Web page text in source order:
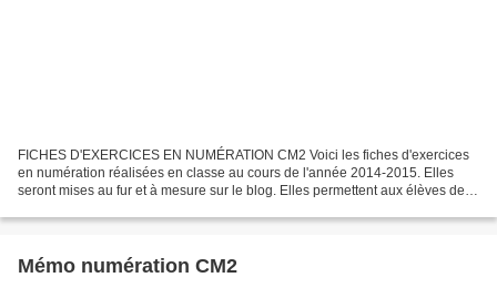
FICHES D'EXERCICES EN NUMÉRATION CM2 Voici les fiches d'exercices
en numération réalisées en classe au cours de l'année 2014-2015. Elles
seront mises au fur et à mesure sur le blog. Elles permettent aux élèves de
Mémo numération CM2